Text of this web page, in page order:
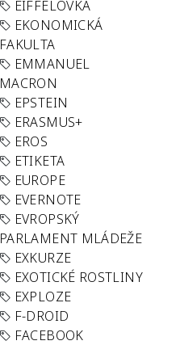
EIFFELOVKA
EKONOMICKÁ
FAKULTA
EMMANUEL
MACRON
EPSTEIN
ERASMUS+
EROS
ETIKETA
EUROPE
EVERNOTE
EVROPSKÝ
PARLAMENT MLÁDEŽE
EXKURZE
EXOTICKÉ ROSTLINY
EXPLOZE
F-DROID
FACEBOOK